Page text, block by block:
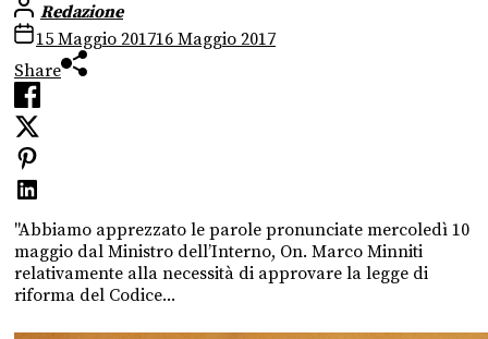
Redazione
15 Maggio 201716 Maggio 2017
Share
"Abbiamo apprezzato le parole pronunciate mercoledì 10
maggio dal Ministro dell’Interno, On. Marco Minniti
relativamente alla necessità di approvare la legge di
riforma del Codice...